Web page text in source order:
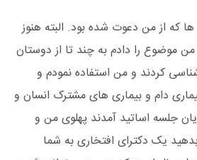
که از من دعوت شده بود. البته هنوز
موضوع را دادم به چند تا از دوستان
کردند و من استفاده نمودم و
دام و بیماری های مشترک انسان و
جلسه اساتید آمدند پهلوی من و
یک دکترای افتخاری به شما